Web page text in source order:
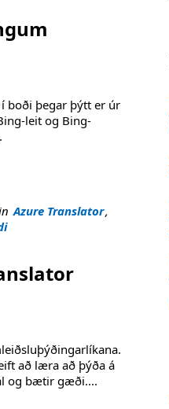
boði þegar þýtt er úr
leit og Bing-
Azure Translator,
að læra að þýða á
og bætir gæði....